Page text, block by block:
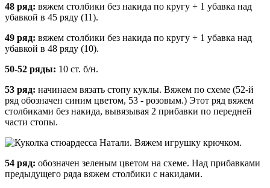
48 ряд: вяжем столбики без накида по кругу + 1 убавка над
убавкой в 45 ряду (11).
49 ряд: вяжем столбики без накида по кругу + 1 убавка над
убавкой в 48 ряду (10).
50-52 ряды: 10 ст. б/н.
53 ряд: начинаем вязать стопу куклы. Вяжем по схеме (52-й
ряд обозначен синим цветом, 53 - розовым.) Этот ряд вяжем
столбиками без накида, вывязывая 2 прибавки по передней
части стопы.
54 ряд: обозначен зеленым цветом на схеме. Над прибавками
предыдущего ряда вяжем столбики с накидами.